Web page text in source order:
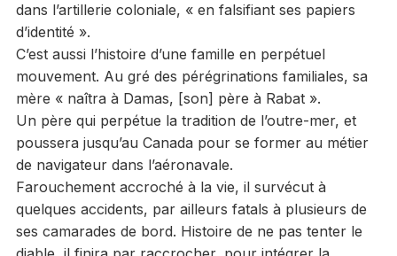
dans l’artillerie coloniale, « en falsifiant ses papiers
d’identité ».
C’est aussi l’histoire d’une famille en perpétuel
mouvement. Au gré des pérégrinations familiales, sa
mère « naîtra à Damas, [son] père à Rabat ».
Un père qui perpétue la tradition de l’outre-mer, et
poussera jusqu’au Canada pour se former au métier
de navigateur dans l’aéronavale.
Farouchement accroché à la vie, il survécut à
quelques accidents, par ailleurs fatals à plusieurs de
ses camarades de bord. Histoire de ne pas tenter le